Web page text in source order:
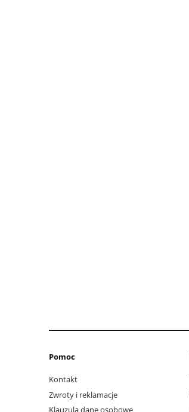
Pomoc
Kontakt
Zwroty i reklamacje
Klauzula dane osobowe